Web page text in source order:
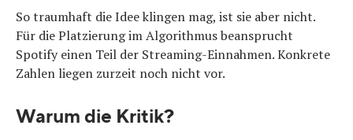
So traumhaft die Idee klingen mag, ist sie aber nicht.
Für die Platzierung im Algorithmus beansprucht
Spotify einen Teil der Streaming-Einnahmen. Konkrete
Zahlen liegen zurzeit noch nicht vor.
Warum die Kritik?